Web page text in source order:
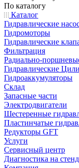
По каталогу
Каталог
Гидравлические
Гидромоторы
Гидравлические
Фильтрация
Радиально-
Гидравлические
Гидроаккумуляторы
Склад
Запасные части
Электродвигатели
Шестеренные
Пластинчатые
Редукторы GFT
Услуги
Сервисный центр
Диагностика на